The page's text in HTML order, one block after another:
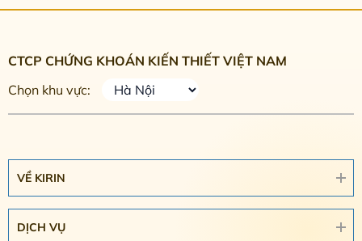
CTCP CHỨNG KHOÁN KIẾN THIẾT VIỆT NAM
Chọn khu vực:
VỀ KIRIN
DỊCH VỤ